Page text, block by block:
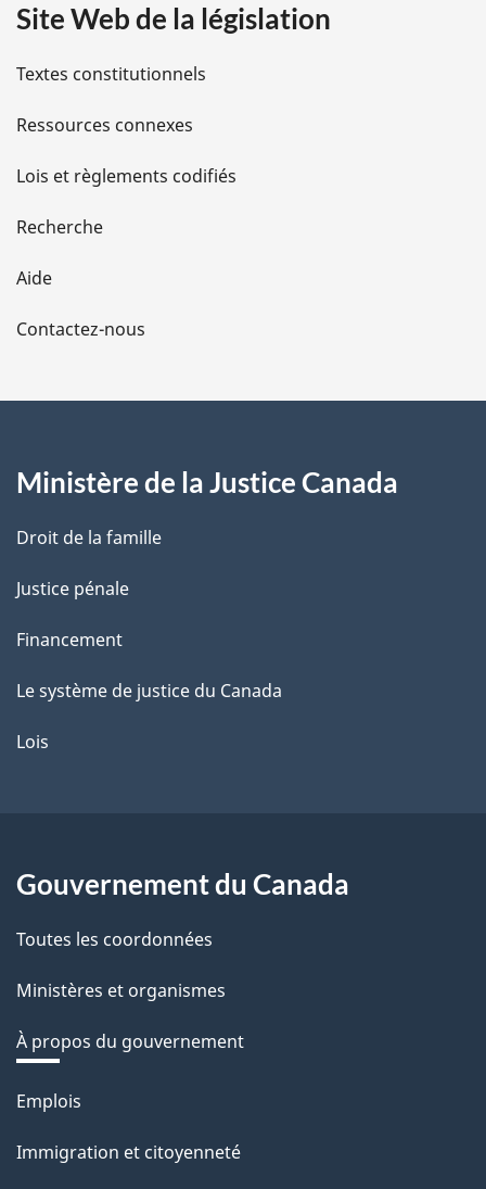
i
l
s
d
e
l
a
e
Site Web de la législation
Textes constitutionnels
Ressources connexes
Lois et règlements codifiés
Recherche
Aide
Contactez-nous
Ministère de la Justice Canada
Droit de la famille
Justice pénale
Financement
Le système de justice du Canada
Lois
Gouvernement du Canada
Toutes les coordonnées
Ministères et organismes
À propos du gouvernement
Thèmes
sujets
Emplois
Immigration et citoyenneté